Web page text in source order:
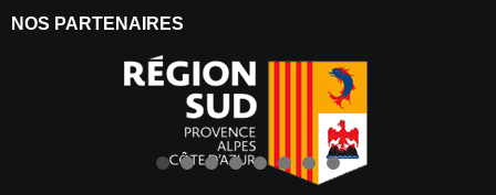
NOS PARTENAIRES